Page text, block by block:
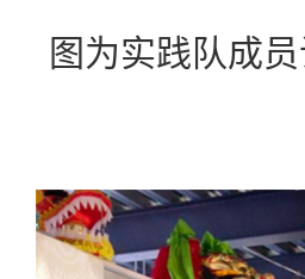
图为实践队成